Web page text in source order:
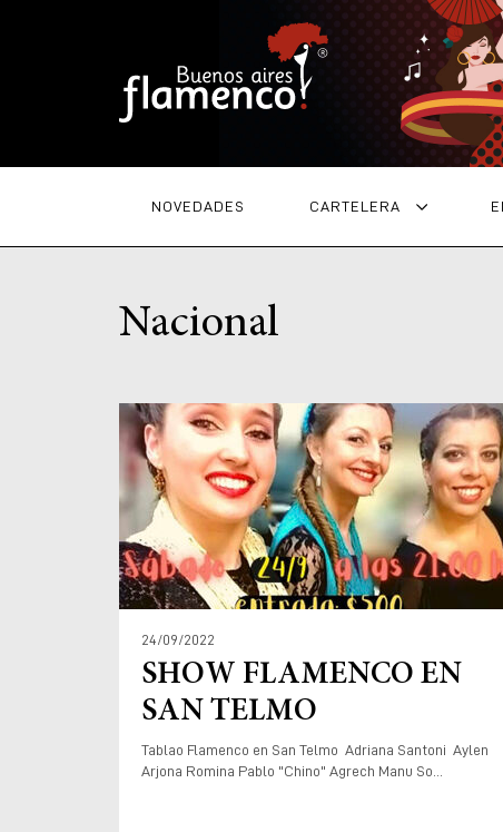
NOVEDADES CARTELERA
Nacional
24/09/2022
SHOW FLAMENCO EN
SAN TELMO
Tablao Flamenco en San Telmo Adriana Santoni Aylen
Arjona Romina Pablo "Chino" Agrech Manu So...